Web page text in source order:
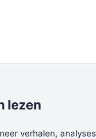
lezen
verhalen,